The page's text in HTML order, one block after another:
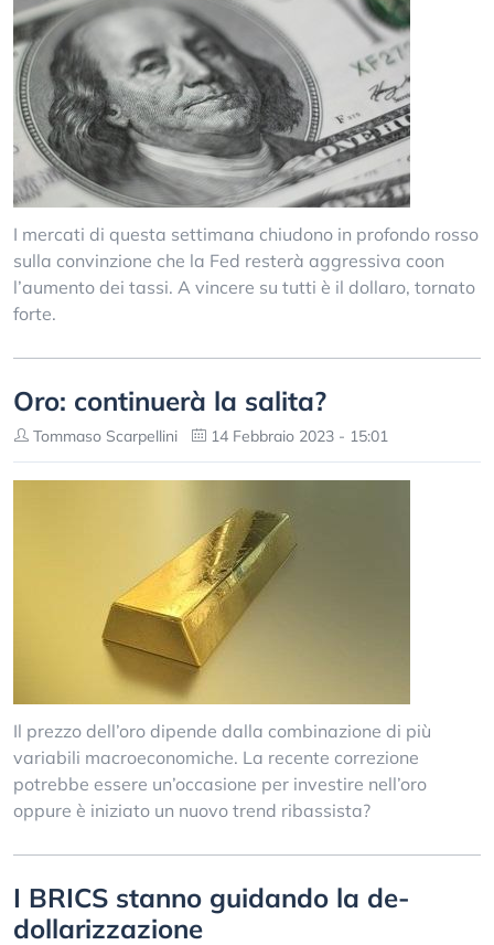
I mercati di questa settimana chiudono in profondo rosso
sulla convinzione che la Fed resterà aggressiva coon
l’aumento dei tassi. A vincere su tutti è il dollaro, tornato
forte.
Oro: continuerà la salita?
Tommaso Scarpellini 14 Febbraio 2023 - 15:01
Il prezzo dell’oro dipende dalla combinazione di più
variabili macroeconomiche. La recente correzione
potrebbe essere un’occasione per investire nell’oro
oppure è iniziato un nuovo trend ribassista?
I BRICS stanno guidando la de-
dollarizzazione